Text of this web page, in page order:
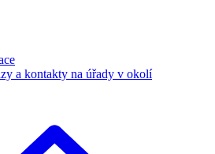
a kontakty na úřady v okolí